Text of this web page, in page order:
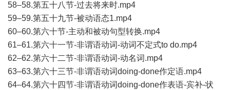
58–58.第五十八节-过去将来时.mp4
59–59.第五十九节-被动语态1.mp4
60–60.第六十节-主动和被动句型转换.mp4
61–61.第六十一节-非谓语动词-动词不定式to do.mp4
62–62.第六十二节-非谓语动词-动名词.mp4
63–63.第六十三节-非谓语动词doing-done作定语.mp4
64–64.第六十四节-非谓语动词doing-done作表语-宾补-状